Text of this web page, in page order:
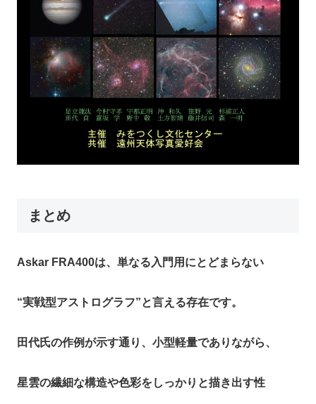
まとめ
Askar FRA400は、単なる入門用にとどまらない
“実戦型アストログラフ”と言える存在です。
田代氏の作例が示す通り、小型軽量でありながら、
星雲の繊細な構造や色彩をしっかりと描き出す性